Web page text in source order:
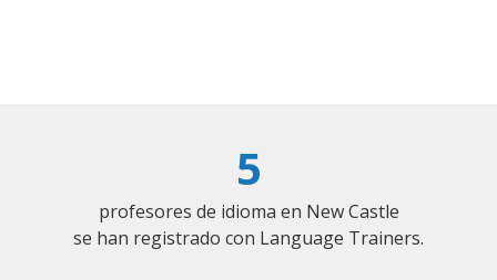
5
profesores de idioma en New Castle
se han registrado con Language Trainers.